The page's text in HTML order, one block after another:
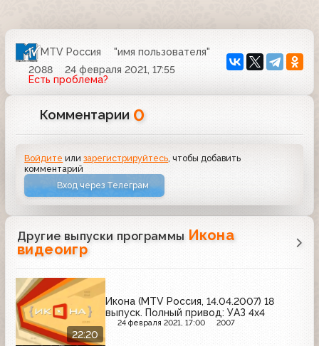
MTV Россия
"имя пользователя"
2088
24 февраля 2021, 17:55
Есть проблема?
Комментарии 0
Войдите илизарегистрируйтесь , чтобы добавить
комментарий
Вход через Телеграм
Другие выпуски программы Икона
видеоигр
22:20
Икона (MTV Россия, 14.04.2007) 18
выпуск. Полный привод: УАЗ 4x4
24 февраля 2021, 17:00 2007